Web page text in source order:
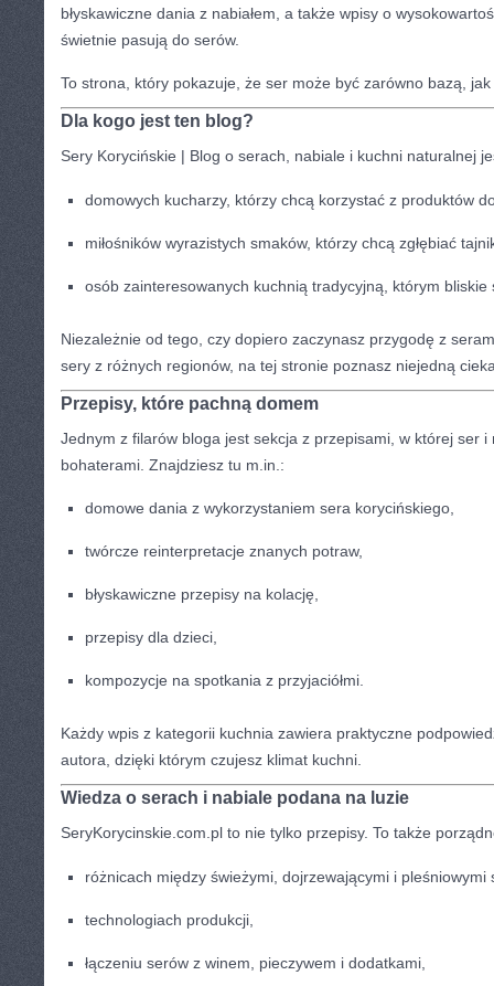
błyskawiczne dania z nabiałem, a także wpisy o
świetnie pasują do serów.
To strona, który pokazuje, że ser może być zarówno bazą,
Dla kogo jest ten blog?
Sery Korycińskie | Blog o serach, nabiale i kuchni naturalnej
domowych kucharzy, którzy chcą korzystać z produktów
miłośników wyrazistych smaków, którzy chcą zgłębiać
osób zainteresowanych kuchnią tradycyjną, którym bliskie
Niezależnie od tego, czy dopiero zaczynasz przygodę z
sery z różnych regionów, na tej stronie poznasz niejedną
Przepisy, które pachną domem
Jednym z filarów bloga jest sekcja z przepisami, w której ser i
bohaterami. Znajdziesz tu m.in.:
domowe dania z wykorzystaniem sera korycińskiego,
twórcze reinterpretacje znanych potraw,
błyskawiczne przepisy na kolację,
przepisy dla dzieci,
kompozycje na spotkania z przyjaciółmi.
Każdy wpis z kategorii kuchnia zawiera praktyczne
autora, dzięki którym czujesz klimat kuchni.
Wiedza o serach i nabiale podana na luzie
SeryKorycinskie.com.pl to nie tylko przepisy. To także
różnicach między świeżymi, dojrzewającymi i pleśniowymi
technologiach produkcji,
łączeniu serów z winem, pieczywem i dodatkami,